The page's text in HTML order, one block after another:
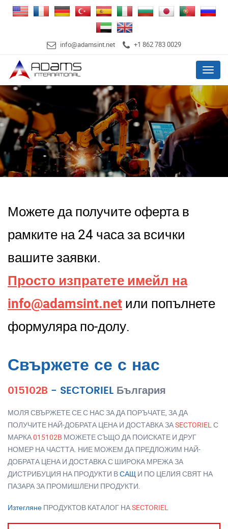
info@adamsint.net +1 862 783 0029
Menu
Можете да получите оферта в
рамките на 24 часа за всички
вашите заявки.
Просто изпратете имейл на
info@adamsint.net или попълнете
формуляра по-долу.
Свържете се с нас
015102B - SECTORIEL България
МОЛЯ СВЪРЖЕТЕ СЕ С НАС ЗА ДА ПОРЪЧАТЕ, ЗА ДА
ПОЛУЧИТЕ НАЙ-ДОБРАТА ЦЕНА И ДОСТАВКА ЗАSECTORIEL С
МАРКА015102B МОЖЕТЕ СЪЩО ДА ПОИСКАТЕ И ДРУГ
НОМЕР НА ЧАСТТА. НИЕ МОЖЕМ ДА ПРЕДЛОЖИМ НАЙ-
ДОБРАТА ЦЕНА И ДОСТАВКА С ШИРОКА МРЕЖА ЗА
ДИСТРИБУЦИЯ НА ПРОДУКТИ ВСАЩ И ПО ЦЕЛИЯ СВЯТ НА
ПАЗАРА ЗА ПРОМИШЛЕНИ ПРОДУКТИ.
Изтегляне ПРОДУКТОВ КАТАЛОГ НАSECTORIEL